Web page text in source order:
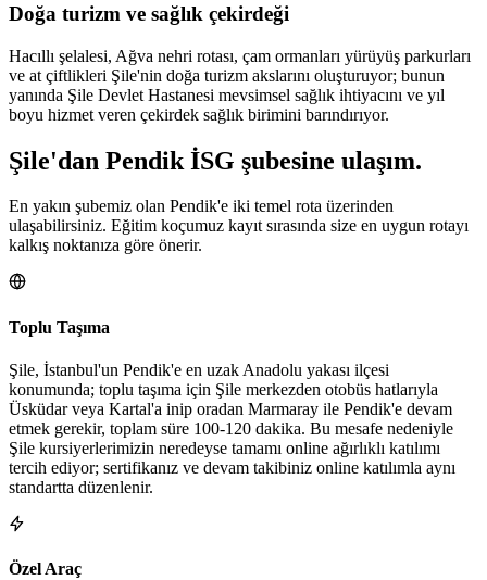
Doğa turizm ve sağlık çekirdeği
Hacıllı şelalesi, Ağva nehri rotası, çam ormanları yürüyüş parkurları
ve at çiftlikleri Şile'nin doğa turizm akslarını oluşturuyor; bunun
yanında Şile Devlet Hastanesi mevsimsel sağlık ihtiyacını ve yıl
boyu hizmet veren çekirdek sağlık birimini barındırıyor.
Şile'dan Pendik İSG şubesine ulaşım.
En yakın şubemiz olan Pendik'e iki temel rota üzerinden
ulaşabilirsiniz. Eğitim koçumuz kayıt sırasında size en uygun rotayı
kalkış noktanıza göre önerir.
Toplu Taşıma
Şile, İstanbul'un Pendik'e en uzak Anadolu yakası ilçesi
konumunda; toplu taşıma için Şile merkezden otobüs hatlarıyla
Üsküdar veya Kartal'a inip oradan Marmaray ile Pendik'e devam
etmek gerekir, toplam süre 100-120 dakika. Bu mesafe nedeniyle
Şile kursiyerlerimizin neredeyse tamamı online ağırlıklı katılımı
tercih ediyor; sertifikanız ve devam takibiniz online katılımla aynı
standartta düzenlenir.
Özel Araç